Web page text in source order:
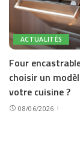
ACTUALITÉS
Four
choisir un
votre cuisine ?
08/06/2026